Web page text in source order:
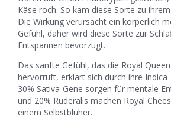
Käse roch. So kam diese Sorte zu
Die Wirkung verursacht ein körperlich
Gefühl, daher wird diese Sorte zur
Entspannen bevorzugt.
Das sanfte Gefühl, das die Royal
hervorruft, erklärt sich durch ihre
30% Sativa-Gene sorgen für mentale
und 20% Ruderalis machen Royal
einem Selbstblüher.